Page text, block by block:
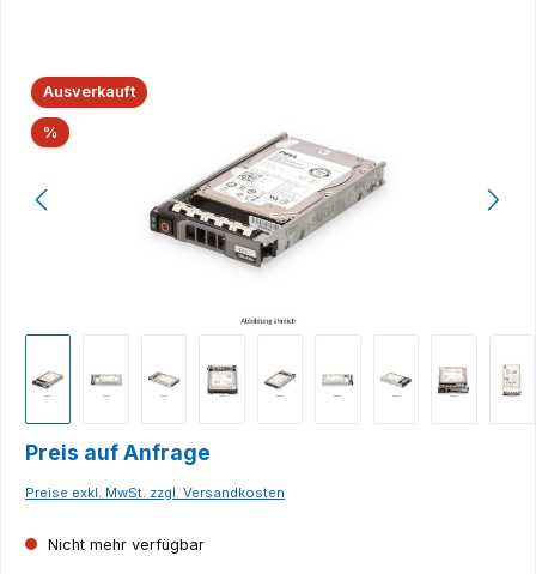
Bildergalerie überspringen
Ausverkauft
% Rabatt
Preis auf Anfrage
Preise exkl. MwSt. zzgl. Versandkosten
Nicht mehr verfügbar